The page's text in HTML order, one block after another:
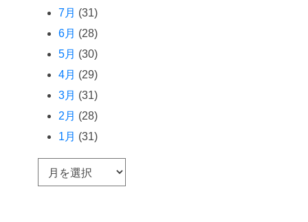
7月 (31)
6月 (28)
5月 (30)
4月 (29)
3月 (31)
2月 (28)
1月 (31)
ー